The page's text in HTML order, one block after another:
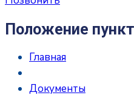
Положение
Главная
Документы